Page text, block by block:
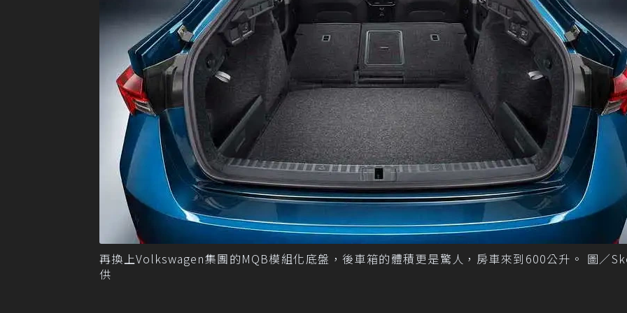
再換上Volkswagen集團的MQB模組化底盤，後車箱的體積更是驚人，房車來到600公升。 圖／
供